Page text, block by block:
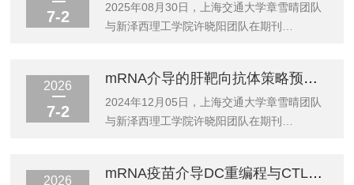
构建了一种靶向纳米疫苗平台，利用艾特森
MPE-L2型微流控制备仪制备甘露糖修饰的脂
7-2
2025年08月30日，上海交通大学章雪晴团队
与新泽西理工学院许晓阳团队在期刊
研究论文。在该研究中，借助艾特森MPE-L2
型微流控制备仪，研发团队开发出一种吸入式
RNA纳米颗粒，通过局部递送mRNA和
2026
7-2
mRNA介导的肝靶向抗体策略预防逆转MASH与肝纤维化
2024年12月05日，上海交通大学章雪晴团队
与新泽西理工学院许晓阳团队在期刊
ａ
2026 mRNA疫苗介导DC重编程与CTL调控增强抗肿瘤免疫